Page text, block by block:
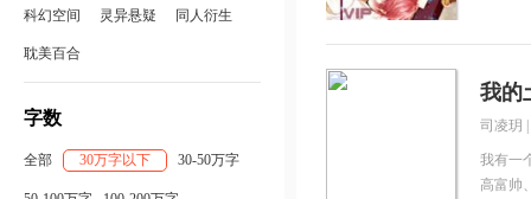
科幻空间 灵异悬疑 同人衍生
耽美百合
字数
全部 30万字以下 30-50万字
我的
司凌玥
我有一
高富帅